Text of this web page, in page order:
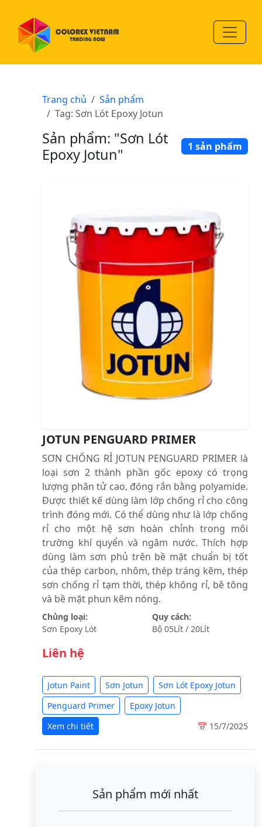
Trang chủ
Sản phẩm
Tag: Sơn Lót Epoxy Jotun
Sản phẩm: "Sơn Lót
Epoxy Jotun"
1 sản phẩm
JOTUN PENGUARD PRIMER
SƠN CHỐNG RỈ JOTUN PENGUARD PRIMER là
loại sơn 2 thành phần gốc epoxy có trọng
lượng phân tử cao, đóng rắn bằng polyamide.
Được thiết kế dùng làm lớp chống rỉ cho công
trình đóng mới. Có thể dùng như là lớp chống
rỉ cho một hệ sơn hoàn chỉnh trong môi
trường khí quyển và ngâm nước. Thích hợp
dùng làm sơn phủ trên bề mặt chuẩn bị tốt
của thép carbon, nhôm, thép tráng kẽm, thép
sơn chống rỉ tạm thời, thép không rỉ, bê tông
và bề mặt phun kẽm nóng.
Chủng loại:
Sơn Epoxy Lót
Quy cách:
Bộ 05Lít / 20Lít
Liên hệ
Jotun Paint Sơn Jotun
Sơn Lót Epoxy Jotun
Penguard Primer
Epoxy Jotun
Xem chi tiết
📅 15/7/2025
Sản phẩm mới nhất